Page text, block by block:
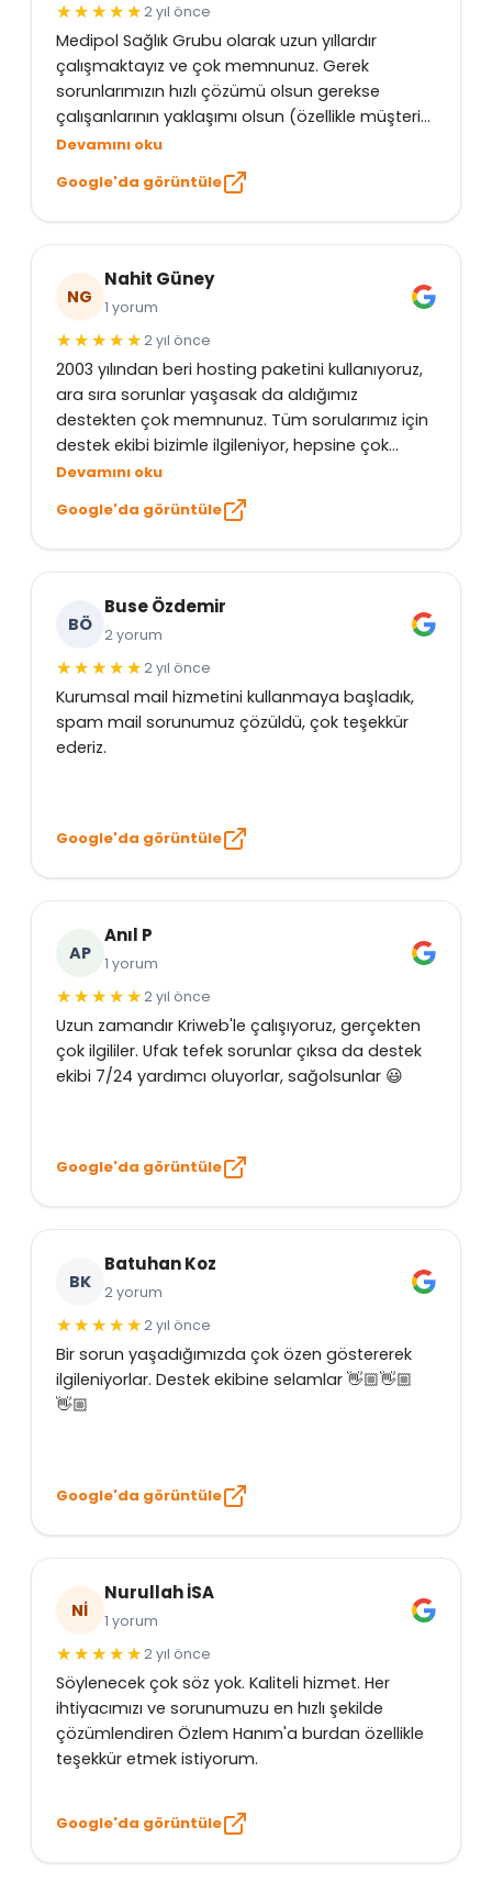
2 yıl önce
Medipol Sağlık Grubu olarak uzun yıllardır
çalışmaktayız ve çok memnunuz. Gerek
sorunlarımızın hızlı çözümü olsun gerekse
çalışanlarının yaklaşımı olsun (özellikle müşteri
temsilcimiz Özlem Şengül Hanım) çok yardımcı
oluyorlar. İyi ki varsınız, daha uzun yıllar çalışmak
dileğiyle…
Devamını oku
Google'da görüntüle
NG
Nahit Güney
1 yorum
2 yıl önce
2003 yılından beri hosting paketini kullanıyoruz,
ara sıra sorunlar yaşasak da aldığımız
destekten çok memnunuz. Tüm sorularımız için
destek ekibi bizimle ilgileniyor, hepsine çok
teşekkür ediyorum.
Devamını oku
Google'da görüntüle
BÖ
Buse Özdemir
2 yorum
2 yıl önce
Kurumsal mail hizmetini kullanmaya başladık,
spam mail sorunumuz çözüldü, çok teşekkür
ederiz.
Google'da görüntüle
AP
Anıl P
1 yorum
2 yıl önce
Uzun zamandır Kriweb'le çalışıyoruz, gerçekten
çok ilgililer. Ufak tefek sorunlar çıksa da destek
ekibi 7/24 yardımcı oluyorlar, sağolsunlar 😃
Google'da görüntüle
BK
Batuhan Koz
2 yorum
2 yıl önce
Bir sorun yaşadığımızda çok özen göstererek
ilgileniyorlar. Destek ekibine selamlar 👋🏼👋🏼
👋🏼
Google'da görüntüle
Nİ
Nurullah İSA
1 yorum
2 yıl önce
Söylenecek çok söz yok. Kaliteli hizmet. Her
ihtiyacımızı ve sorunumuzu en hızlı şekilde
çözümlendiren Özlem Hanım'a burdan özellikle
teşekkür etmek istiyorum.
Google'da görüntüle